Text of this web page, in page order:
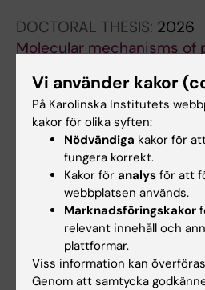
DOCTORAL THESIS: 2026
Molecular mechanisms of
PREPRINT:2026
A Hierarchical Molecular
Vestibular Circuit
Lallemend F; Kolluri M;
Fontanet P; Shih HS;
C; Giatrellis S; Chang S-H;
Barco A; Hadjab S
Forskningsområden:
Artificiell intelligens
Vi använder kakor
På Karolinska Institutets
kakor för olika syften:
Nödvändiga kakor för
fungera korrekt.
Kakor för analys för att
webbplatsen används.
Marknadsföringskakor
relevant innehåll och
plattformar.
Viss information kan
Genom att samtycka